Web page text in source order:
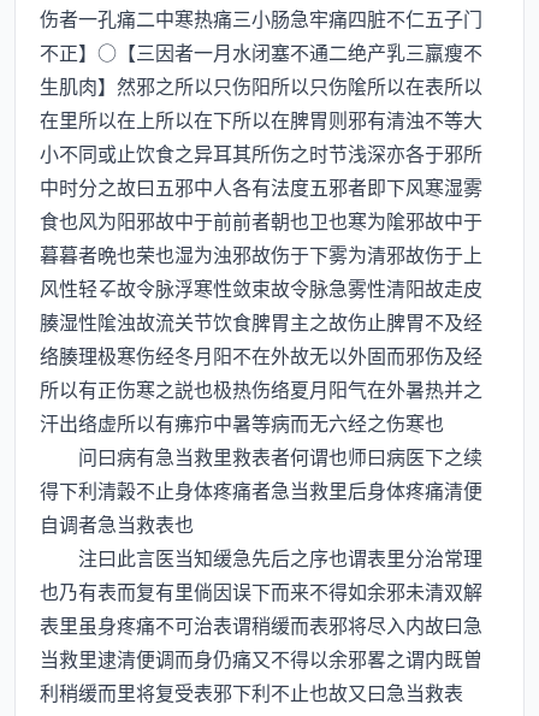
伤者一孔痛二中寒热痛三小肠急牢痛四脏不仁五子门
不正】○【三因者一月水闭塞不通二绝产乳三羸瘦不
生肌肉】然邪之所以只伤阳所以只伤隂所以在表所以
在里所以在上所以在下所以在脾胃则邪有清浊不等大
小不同或止饮食之异耳其所伤之时节浅深亦各于邪所
中时分之故曰五邪中人各有法度五邪者即下风寒湿雾
食也风为阳邪故中于前前者朝也卫也寒为隂邪故中于
暮暮者晩也荣也湿为浊邪故伤于下雾为清邪故伤于上
风性轻故令脉浮寒性敛束故令脉急雾性清阳故走皮
腠湿性隂浊故流关节饮食脾胃主之故伤止脾胃不及经
络腠理极寒伤经冬月阳不在外故无以外固而邪伤及经
所以有正伤寒之説也极热伤络夏月阳气在外暑热并之
汗出络虚所以有疿疖中暑等病而无六经之伤寒也
问曰病有急当救里救表者何谓也师曰病医下之续
得下利清糓不止身体疼痛者急当救里后身体疼痛清便
自调者急当救表也
注曰此言医当知缓急先后之序也谓表里分治常理
也乃有表而复有里倘因误下而来不得如余邪未清双解
表里虽身疼痛不可治表谓稍缓而表邪将尽入内故曰急
当救里逮清便调而身仍痛又不得以余邪畧之谓内既曽
利稍缓而里将复受表邪下利不止也故又曰急当救表